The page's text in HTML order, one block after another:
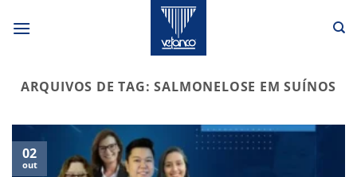
ARQUIVOS DE TAG:SALMONELOSE EM SUÍNOS
02
out